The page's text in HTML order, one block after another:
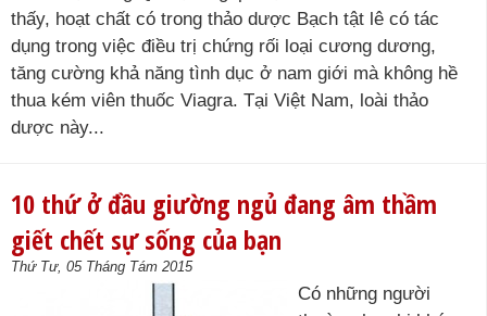
thấy, hoạt chất có trong thảo dược Bạch tật lê có tác
dụng trong việc điều trị chứng rối loại cương dương,
tăng cường khả năng tình dục ở nam giới mà không hề
thua kém viên thuốc Viagra. Tại Việt Nam, loài thảo
dược này...
10 thứ ở đầu giường ngủ đang âm thầm
giết chết sự sống của bạn
Thứ Tư, 05 Tháng Tám 2015
Có những người